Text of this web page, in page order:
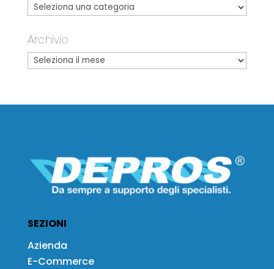
Archivio
SEZIONI
Azienda
E-Commerce